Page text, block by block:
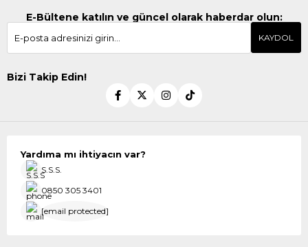
E-Bültene katılın ve güncel olarak haberdar olun:
KAYDOL
Bizi Takip Edin!
Yardıma mı ihtiyacın var?
S.S.S.
0850 305 3401
[email protected]